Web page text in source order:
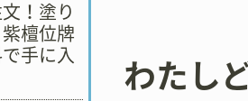
！塗り
檀位牌
手に入
わたし